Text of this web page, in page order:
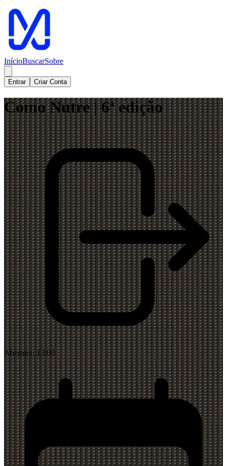
InícioBuscarSobre
Entrar Criar Conta
Como Nutre | 6ª edição
Abertura: 13:00